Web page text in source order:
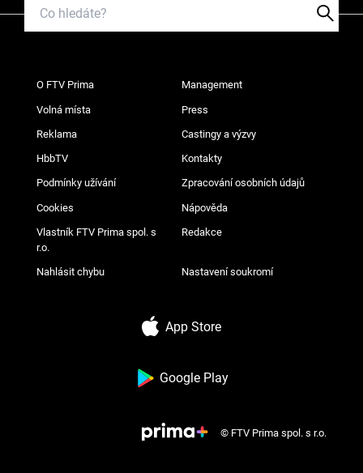
O FTV Prima Management
Volná místa Press
Reklama Castingy a výzvy
HbbTV Kontakty
Podmínky užívání Zpracování osobních údajů
Cookies Nápověda
Vlastník FTV Prima spol. s
r.o.
Redakce
Nahlásit chybu Nastavení soukromí
App Store
Google Play
© FTV Prima spol. s r.o.